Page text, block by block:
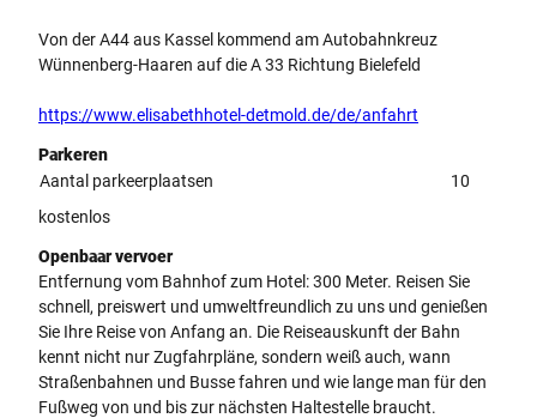
Von der A44 aus Kassel kommend am Autobahnkreuz
Wünnenberg-Haaren auf die A 33 Richtung Bielefeld
https://www.elisabethhotel-detmold.de/de/anfahrt
Parkeren
Aantal parkeerplaatsen
10
kostenlos
Openbaar vervoer
Entfernung vom Bahnhof zum Hotel: 300 Meter. Reisen Sie
schnell, preiswert und umweltfreundlich zu uns und genießen
Sie Ihre Reise von Anfang an. Die Reiseauskunft der Bahn
kennt nicht nur Zugfahrpläne, sondern weiß auch, wann
Straßenbahnen und Busse fahren und wie lange man für den
Fußweg von und bis zur nächsten Haltestelle braucht.